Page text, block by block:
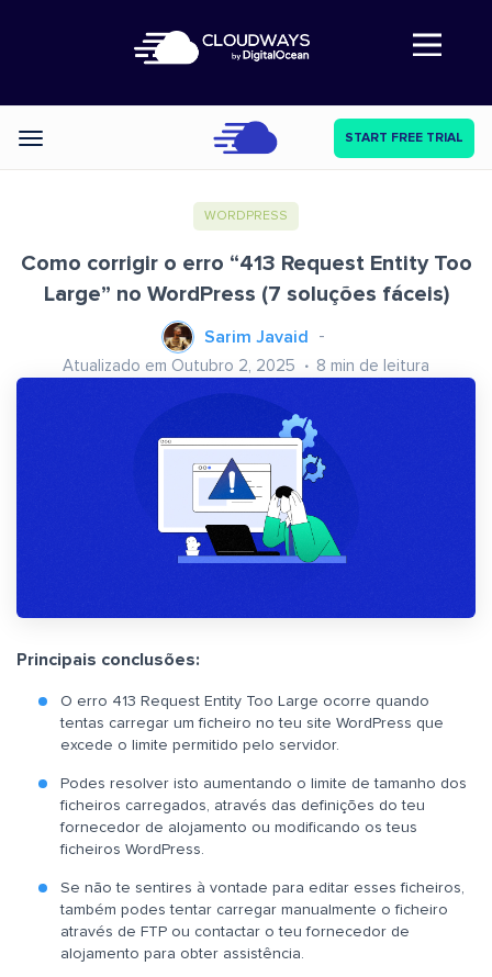
Abre a navegação
Categories START FREE TRIAL
WORDPRESS
Como corrigir o erro “413 Request Entity Too
Large” no WordPress (7 soluções fáceis)
Sarim Javaid
Atualizado em Outubro 2, 2025 8 min de leitura
Principais conclusões:
O erro 413 Request Entity Too Large ocorre quando
tentas carregar um ficheiro no teu site WordPress que
excede o limite permitido pelo servidor.
Podes resolver isto aumentando o limite de tamanho dos
ficheiros carregados, através das definições do teu
fornecedor de alojamento ou modificando os teus
ficheiros WordPress.
Se não te sentires à vontade para editar esses ficheiros,
também podes tentar carregar manualmente o ficheiro
através de FTP ou contactar o teu fornecedor de
alojamento para obter assistência.